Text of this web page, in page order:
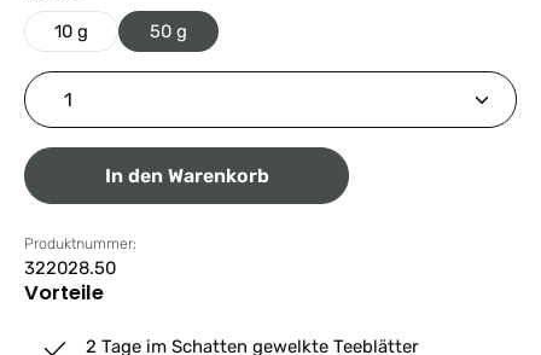
10 g 50 g
Produkt Anzahl: Gib den gewünschten Wert ein
In den Warenkorb
Produktnummer:
322028.50
Vorteile
2 Tage im Schatten gewelkte Teeblätter